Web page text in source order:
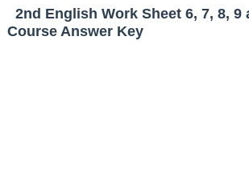
2nd English Work Sheet 6, 7, 8, 9
Course Answer Key